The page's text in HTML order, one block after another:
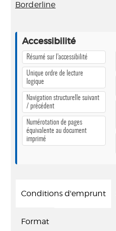
Borderline
Accessibilité
Résumé sur l’accessibilité
Unique ordre de lecture
logique
Navigation structurelle suivant
/ précédent
Numérotation de pages
équivalente au document
imprimé
Conditions d'emprunt
Format